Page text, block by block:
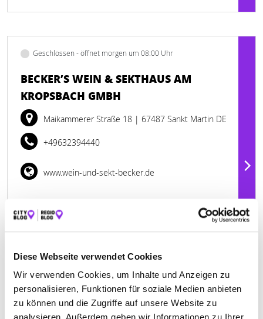
Diese Webseite verwendet Cookies
Wir verwenden Cookies, um Inhalte und Anzeigen zu
personalisieren, Funktionen für soziale Medien anbieten
zu können und die Zugriffe auf unsere Website zu
Geschlossen - öffnet morgen um 08:00 Uhr
BECKER’S WEIN & SEKTHAUS AM
KROPSBACH GMBH
Maikammerer Straße 18 | 67487 Sankt Martin DE
+49632394440
www.wein-und-sekt-becker.de